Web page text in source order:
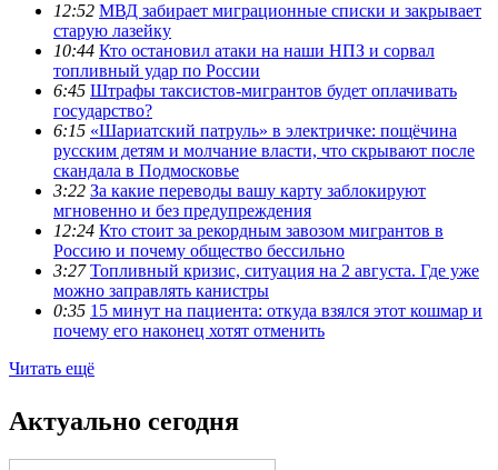
12:52 МВД забирает миграционные списки и закрывает
старую лазейку
10:44 Кто остановил атаки на наши НПЗ и сорвал
топливный удар по России
6:45 Штрафы таксистов-мигрантов будет оплачивать
государство?
6:15 «Шариатский патруль» в электричке: пощёчина
русским детям и молчание власти, что скрывают после
скандала в Подмосковье
3:22 За какие переводы вашу карту заблокируют
мгновенно и без предупреждения
12:24 Кто стоит за рекордным завозом мигрантов в
Россию и почему общество бессильно
3:27 Топливный кризис, ситуация на 2 августа. Где уже
можно заправлять канистры
0:35 15 минут на пациента: откуда взялся этот кошмар и
почему его наконец хотят отменить
Читать ещё
Актуально сегодня